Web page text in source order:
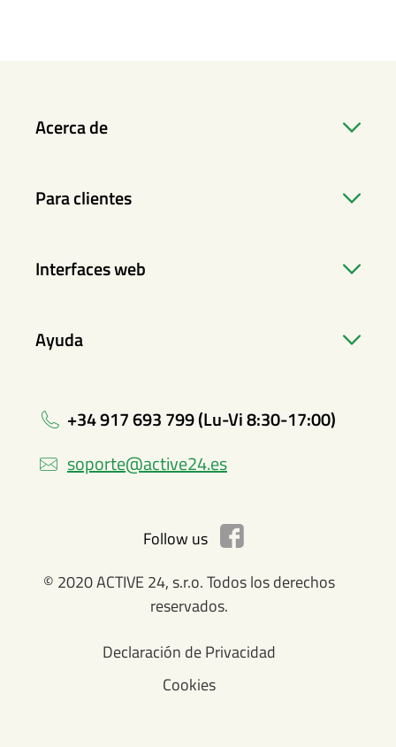
Acerca de
Para clientes
Interfaces web
Ayuda
+34 917 693 799 (Lu-Vi 8:30-17:00)
soporte@active24.es
Follow us
© 2020 ACTIVE 24, s.r.o. Todos los derechos
reservados.
Declaración de Privacidad
Cookies